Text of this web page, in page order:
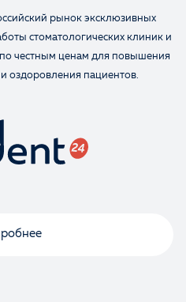
рынок эксклюзивных
стоматологических клиник и
честным ценам для повышения
оздоровления пациентов.